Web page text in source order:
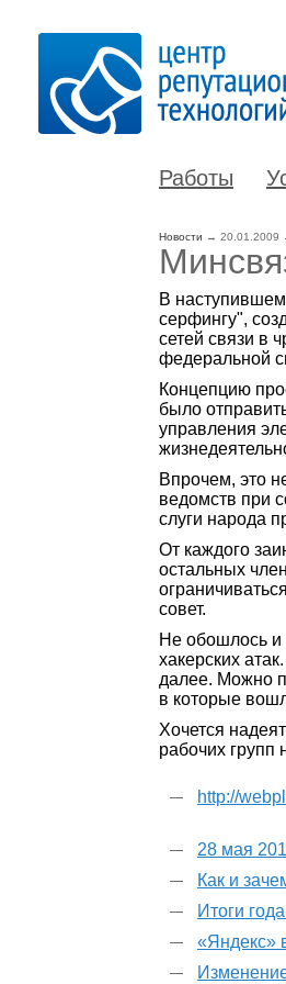
Работы
Новости → 20.01.2009
В
серфингу",
сетей связи в
федеральной
Концепцию
было
управления
Впрочем, это
ведомств при
слуги народа
От каждого
остальных
совет.
Не обошлось и
хакерских
далее. Можно
в которые
Хочется
рабочих групп
http://
28 мая
Как и
Итоги
«Яндекс»